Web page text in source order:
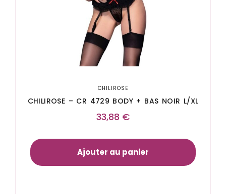
CHILIROSE
CHILIROSE – CR 4729 BODY + BAS NOIR L/XL
33,88 €
Ajouter au panier